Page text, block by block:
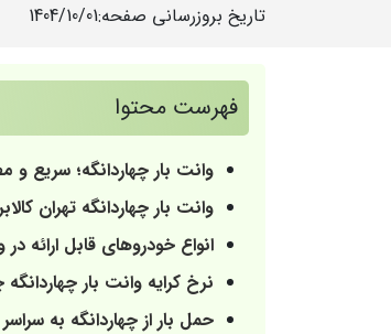
تاریخ بروزرسانی صفحه:1404/10/01
فهرست محتوا
وانت بار چهاردانگه؛ سریع‌ و
وانت بار چهاردانگه تهران
انواع خودروهای قابل ارائه در
نرخ کرایه وانت بار
حمل بار از چهاردانگه به